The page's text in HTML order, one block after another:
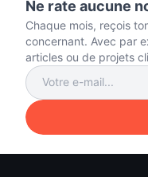
Ne rate aucune
Chaque mois, reçois
concernant. Avec par
articles ou de projets